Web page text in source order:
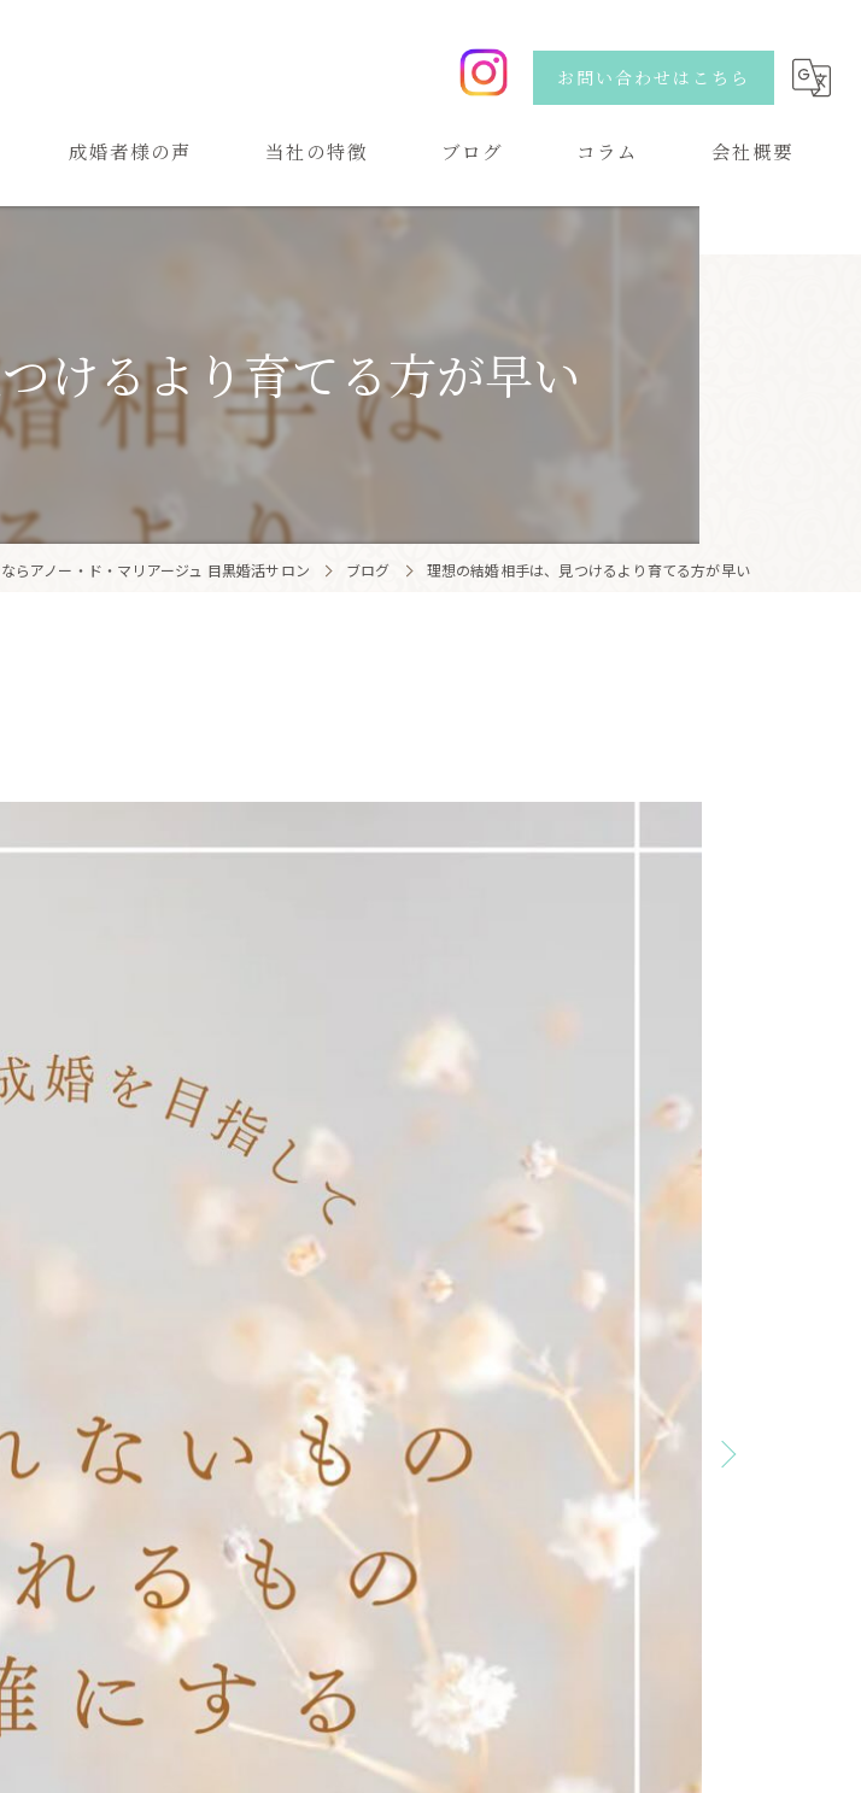
お問い合わせはこちら
成婚者様の声 当社の特徴
成婚
再婚
ブログ コラム 会社概要
けるより育てる方が早い
らアノー・ド・マリアージュ 目黒婚活サロン ブログ 理想の結婚相手は、見つけるより育てる方が早い